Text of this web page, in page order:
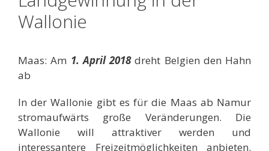
Wallonie
Maas: Am 1. April 2018dreht Belgien den Hahn
ab
In der Wallonie gibt es für die Maas ab Namur
stromaufwärts große Veränderungen. Die
Wallonie will attraktiver werden und
interessantere Freizeitmöglichkeiten anbieten.